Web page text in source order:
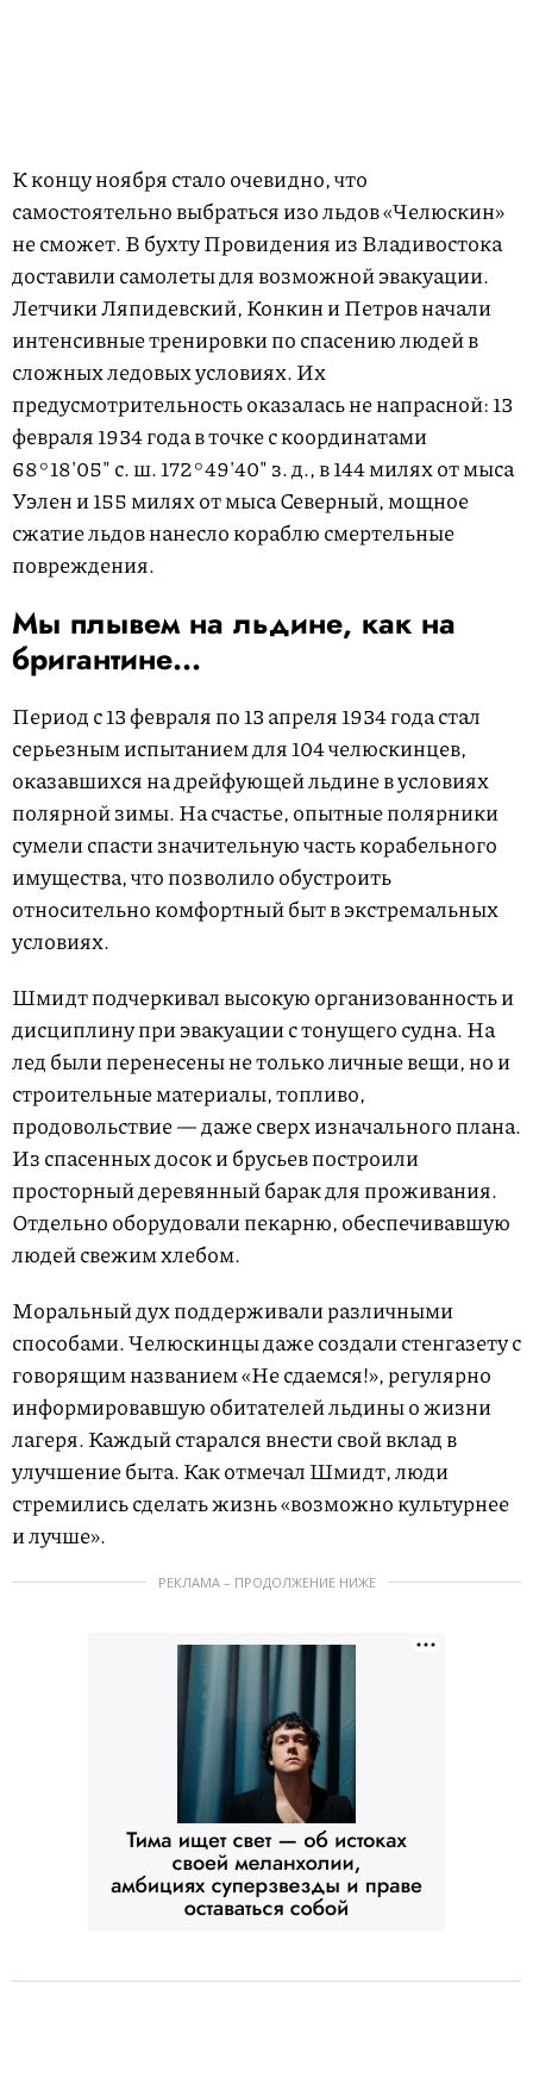
К концу ноября стало очевидно, что
самостоятельно выбраться изо льдов «Челюскин»
не сможет. В бухту Провидения из Владивостока
доставили самолеты для возможной эвакуации.
Летчики Ляпидевский, Конкин и Петров начали
интенсивные тренировки по спасению людей в
сложных ледовых условиях. Их
предусмотрительность оказалась не напрасной: 13
февраля 1934 года в точке с координатами
68°18′05″ с. ш. 172°49′40″ з. д., в 144 милях от мыса
Уэлен и 155 милях от мыса Северный, мощное
сжатие льдов нанесло кораблю смертельные
повреждения.
Мы плывем на льдине, как на
бригантине...
Период с 13 февраля по 13 апреля 1934 года стал
серьезным испытанием для 104 челюскинцев,
оказавшихся на дрейфующей льдине в условиях
полярной зимы. На счастье, опытные полярники
сумели спасти значительную часть корабельного
имущества, что позволило обустроить
относительно комфортный быт в экстремальных
условиях.
Шмидт подчеркивал высокую организованность и
дисциплину при эвакуации с тонущего судна. На
лед были перенесены не только личные вещи, но и
строительные материалы, топливо,
продовольствие — даже сверх изначального плана.
Из спасенных досок и брусьев построили
просторный деревянный барак для проживания.
Отдельно оборудовали пекарню, обеспечивавшую
людей свежим хлебом.
Моральный дух поддерживали различными
способами. Челюскинцы даже создали стенгазету с
говорящим названием «Не сдаемся!», регулярно
информировавшую обитателей льдины о жизни
лагеря. Каждый старался внести свой вклад в
улучшение быта. Как отмечал Шмидт, люди
стремились сделать жизнь «возможно культурнее
и лучше».
РЕКЛАМА – ПРОДОЛЖЕНИЕ НИЖЕ